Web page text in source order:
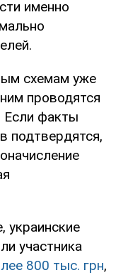
именно
схемам уже
проводятся
Если факты
подтвердятся,
украинские
участника
800 тыс. грн,